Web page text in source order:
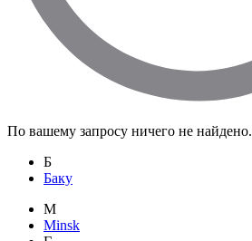
По вашему запросу ничего не найдено.
Б
Баку
M
Minsk